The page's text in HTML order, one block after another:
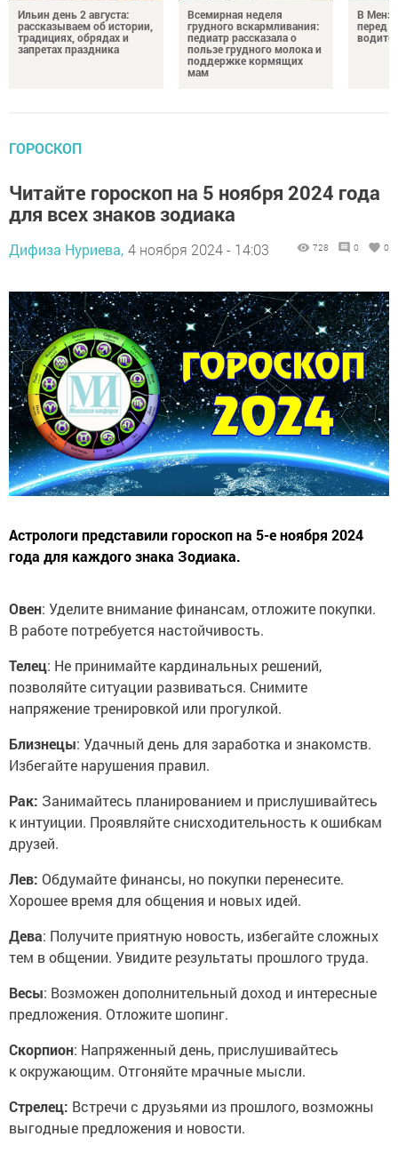
Ильин день 2 августа:
рассказываем об истории,
традициях, обрядах и
запретах праздника
Всемирная неделя
грудного вскармливания:
педиатр рассказала о
пользе грудного молока и
поддержке кормящих
мам
В
перед
ГОРОСКОП
Читайте гороскоп на 5 ноября 2024 года
для всех знаков зодиака
Дифиза Нуриева, 4 ноября 2024 - 14:03 728 0 0
Астрологи представили гороскоп на 5-е ноября 2024
года для каждого знака Зодиака.
Овен: Уделите внимание финансам, отложите покупки.
В работе потребуется настойчивость.
Телец: Не принимайте кардинальных решений,
позволяйте ситуации развиваться. Снимите
напряжение тренировкой или прогулкой.
Близнецы: Удачный день для заработка и знакомств.
Избегайте нарушения правил.
Рак: Занимайтесь планированием и прислушивайтесь
к интуиции. Проявляйте снисходительность к ошибкам
друзей.
Лев: Обдумайте финансы, но покупки перенесите.
Хорошее время для общения и новых идей.
Дева: Получите приятную новость, избегайте сложных
тем в общении. Увидите результаты прошлого труда.
Весы: Возможен дополнительный доход и интересные
предложения. Отложите шопинг.
Скорпион: Напряженный день, прислушивайтесь
к окружающим. Отгоняйте мрачные мысли.
Стрелец: Встречи с друзьями из прошлого, возможны
выгодные предложения и новости.